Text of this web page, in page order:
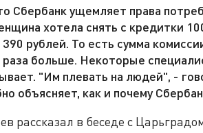
Сбербанк ущемляет права
хотела снять с кредитки
рублей. То есть сумма
больше. Некоторые
"Им плевать на людей", -
объясняет, как и почему
рассказал в беседе с